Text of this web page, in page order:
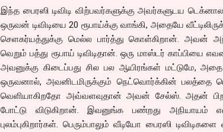
இந்த பைரஸி டிவிடி விற்பவர்களுக்கு அவர்களுடய
ஒருவன் டிவிடியை 20 ரூபாய்க்கு வாங்கி, அதையே
செளகர்யத்துக்கு மெல்ல பார்த்து கொள்கிறான். அவன்
வெறும் பத்து ரூபாய் டிவிடிதான். ஒரு மாஸ்டர் காப்பியை
அவனுக்கு கிடைப்பது சில பல ஆயிரங்கள் மட்டுமே,
ஒருவனால், அவனிடமிருக்கும் நெட்வொர்க்கின் பலத்தை
வெளியாகிறதோ அவ்வளவுதான் அவன் சேல்ஸ். அதன்
போட்டு விடுகிறான். இவனுங்க பண்றது அநியாயம்
புலம்புகிறார்கள். பெரும்பாலும் வீடியோ பைரஸி